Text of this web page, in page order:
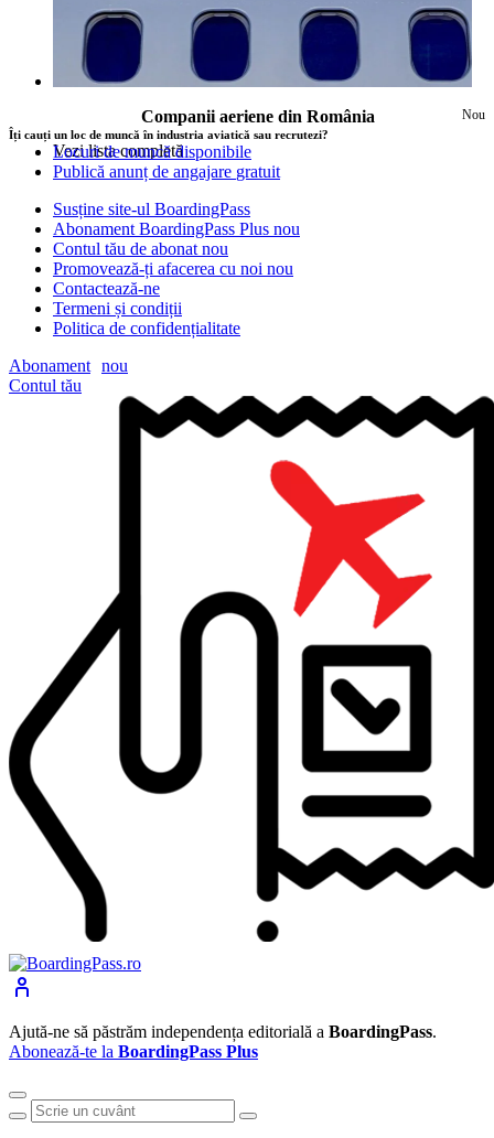
Nou
Companii aeriene din România
Vezi lista completă
Îți cauți un loc de muncă în industria aviatică sau recrutezi?
Locuri de muncă disponibile
Publică anunț de angajare gratuit
Susține site-ul BoardingPass
Abonament BoardingPass Plus nou
Contul tău de abonat nou
Promovează-ți afacerea cu noi nou
Contactează-ne
Termeni și condiții
Politica de confidențialitate
Abonament nou
Contul tău
Ajută-ne să păstrăm independența editorială a BoardingPass.
Abonează-te la BoardingPass Plus